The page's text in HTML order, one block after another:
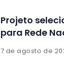
Projeto
para Rede
7 de agosto de